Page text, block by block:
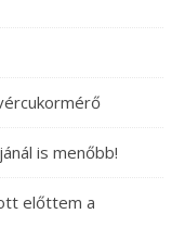
is menőbb!
előttem a